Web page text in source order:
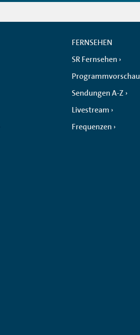
FERNSEHEN
SR Fernsehen
Programmvorschau
Sendungen A-Z
Livestream
Frequenzen